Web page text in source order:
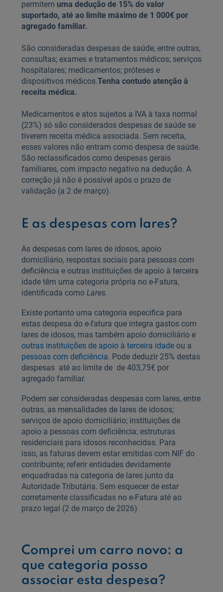
permitem uma dedução de 15% do valor
suportado, até ao limite máximo de 1 000€ por
agregado familiar.
São consideradas despesas de saúde, entre outras,
consultas; exames e tratamentos médicos; serviços
hospitalares; medicamentos; próteses e
dispositivos médicos.Tenha contudo atenção à
receita médica.
Medicamentos e atos sujeitos a IVA à taxa normal
(23%) só são considerados despesas de saúde se
tiverem receita médica associada. Sem receita,
esses valores não entram como despesa de saúde.
São reclassificados como despesas gerais
familiares, com impacto negativo na dedução. A
correção já não é possível após o prazo de
validação (a 2 de março).
E as despesas com lares?
As despesas com lares de idosos, apoio
domiciliário, respostas sociais para pessoas com
deficiência e outras instituições de apoio à terceira
idade têm uma categoria própria no e‑Fatura,
identificada como Lares.
Existe portanto uma categoria especifica para
estas despesa do e-fatura que integra gastos com
lares de idosos, mas também apoio domiciliário e
outras instituições de apoio à terceira idadeou a
pessoas com deficiência. Pode deduzir 25% destas
despesas até ao limite de de 403,75€ por
agregado familiar.
Podem ser consideradas despesas com lares, entre
outras, as mensalidades de lares de idosos;
serviços de apoio domiciliário; instituições de
apoio a pessoas com deficiência; estruturas
residenciais para idosos reconhecidas. Para
isso, as faturas devem estar emitidas com NIF do
contribuinte; referir entidades devidamente
enquadradas na categoria de lares junto da
Autoridade Tributária. Sem esquecer de estar
corretamente classificadas no e‑Fatura até ao
prazo legal (2 de março de 2026)
Comprei um carro novo: a
que categoria posso
associar esta despesa?